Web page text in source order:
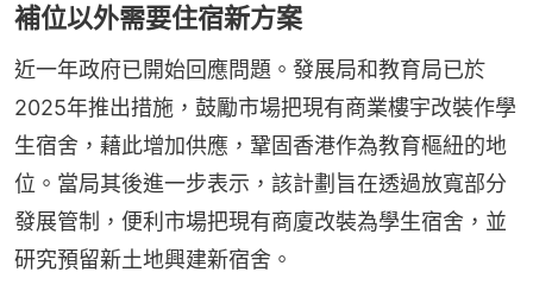
補位以外需要住宿新方案
近一年政府已開始回應問題。發展局和教育局已於
2025年推出措施，鼓勵市場把現有商業樓宇改裝作學
生宿舍，藉此增加供應，鞏固香港作為教育樞紐的地
位。當局其後進一步表示，該計劃旨在透過放寬部分
發展管制，便利市場把現有商廈改裝為學生宿舍，並
研究預留新土地興建新宿舍。